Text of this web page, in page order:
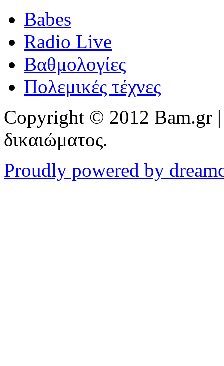
Babes
Radio Live
Βαθμολογίες
Πολεμικές τέχνες
Copyright © 2012 Bam.gr |
δικαιώματος.
Proudly powered by